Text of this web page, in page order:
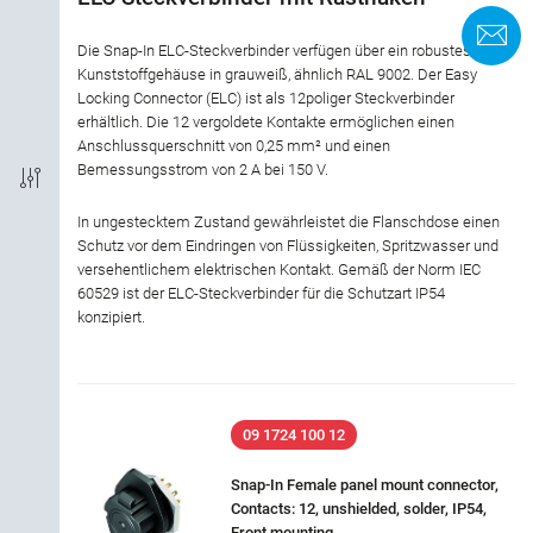
Termination
Shielded Option
IP-Rating
Material of housing
Rated current
Industry
Die Snap-In ELC-Steckverbinder verfügen über ein robustes PA66-
Kunststoffgehäuse in grauweiß, ähnlich RAL 9002. Der Easy
Locking Connector (ELC) ist als 12poliger Steckverbinder
erhältlich. Die 12 vergoldete Kontakte ermöglichen einen
Anschlussquerschnitt von 0,25 mm² und einen
Bemessungsstrom von 2 A bei 150 V.
In ungestecktem Zustand gewährleistet die Flanschdose einen
Schutz vor dem Eindringen von Flüssigkeiten, Spritzwasser und
versehentlichem elektrischen Kontakt. Gemäß der Norm IEC
60529 ist der ELC-Steckverbinder für die Schutzart IP54
konzipiert.
09 1724 100 12
Snap-In Female panel mount connector,
Contacts: 12, unshielded, solder, IP54,